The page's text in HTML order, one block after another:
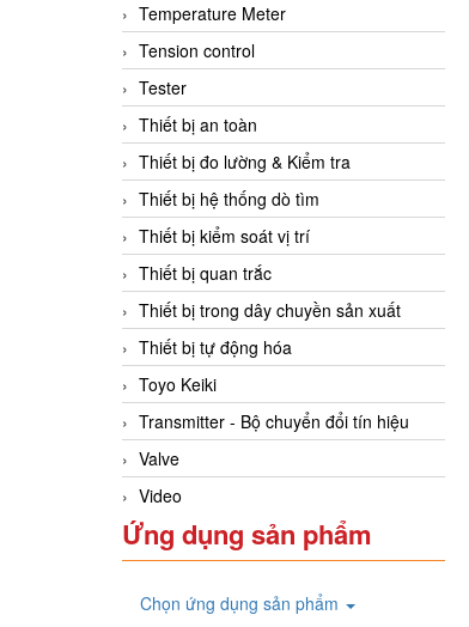
Temperature Meter
Tension control
Tester
Thiết bị an toàn
Thiết bị đo lường & Kiểm tra
Thiết bị hệ thống dò tìm
Thiết bị kiểm soát vị trí
Thiết bị quan trắc
Thiết bị trong dây chuyền sản xuất
Thiết bị tự động hóa
Toyo Keiki
Transmitter - Bộ chuyển đổi tín hiệu
Valve
Video
Ứng dụng sản phẩm
Chọn ứng dụng sản phẩm